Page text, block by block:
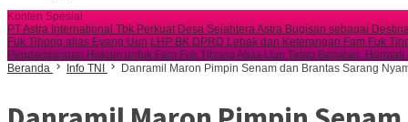
Konten Spesial
PT Astra International Tbk Perkuat Desa Sejahtera Astra Bugisan sebagai
Fuk Tjhong alias Eyang Uun LHP BK DPRD Lebak dan Keterangan Fam Fuk
Pendampingan Hukum untuk Fam Fuk Tjhong Alias Uun Tetap Berjalan,
Beranda
Info TNI Danramil Maron Pimpin Senam dan Brantas Sarang